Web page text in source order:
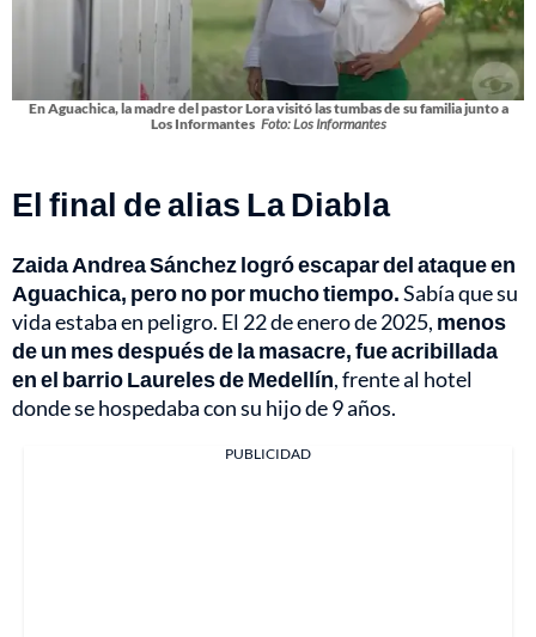
En Aguachica, la madre del pastor Lora visitó las tumbas de su familia junto a
Los Informantes Foto: Los Informantes
El final de alias La Diabla
Zaida Andrea Sánchez logró escapar del ataque en
Aguachica, pero no por mucho tiempo.Sabía que su
vida estaba en peligro. El 22 de enero de 2025, menos
de un mes después de la masacre, fue acribillada
en el barrio Laureles de Medellín, frente al hotel
donde se hospedaba con su hijo de 9 años.
PUBLICIDAD